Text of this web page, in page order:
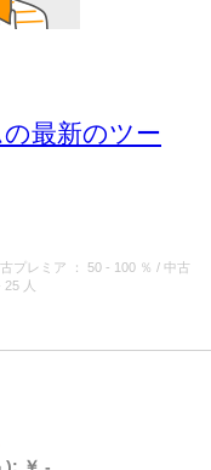
最新のツー
プレミア ： 50 - 100 ％ / 中古
25 人